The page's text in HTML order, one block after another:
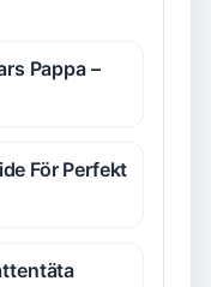
Pappa –
För Perfekt